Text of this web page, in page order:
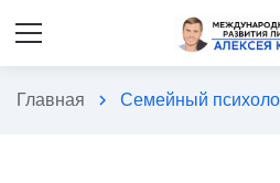
Главная chevron_right Семейный